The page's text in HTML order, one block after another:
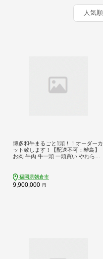
博多和牛まるごと1頭！！オーダーカ
ット致します！【配送不可：離島】
お肉 牛肉 牛一頭 一頭買い やわらか
な返礼品
福岡県朝倉市
9,900,000 円